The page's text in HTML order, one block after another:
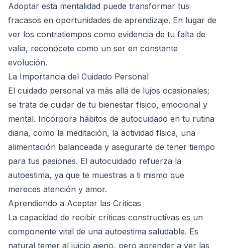
Adoptar esta mentalidad puede transformar tus
fracasos en oportunidades de aprendizaje. En lugar de
ver los contratiempos como evidencia de tu falta de
valía, reconócete como un ser en constante
evolución.
La Importancia del Cuidado Personal
El cuidado personal va más allá de lujos ocasionales;
se trata de cuidar de tu bienestar físico, emocional y
mental. Incorpora hábitos de autocuidado en tu rutina
diaria, como la meditación, la actividad física, una
alimentación balanceada y asegurarte de tener tiempo
para tus pasiones. El autocuidado refuerza la
autoestima, ya que te muestras a ti mismo que
mereces atención y amor.
Aprendiendo a Aceptar las Críticas
La capacidad de recibir críticas constructivas es un
componente vital de una autoestima saludable. Es
natural temer al juicio ajeno, pero aprender a ver las